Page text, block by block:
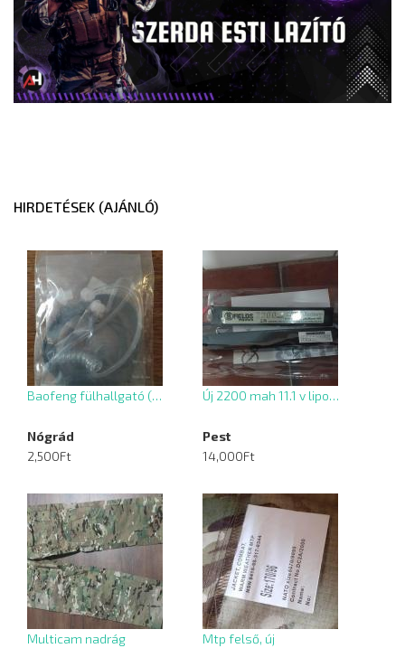
HIRDETÉSEK (AJÁNLÓ)
Baofeng fülhallgató (…
Nógrád
2,500Ft
Új 2200 mah 11.1 v lipo…
Pest
14,000Ft
Multicam nadrág Mtp felső, új